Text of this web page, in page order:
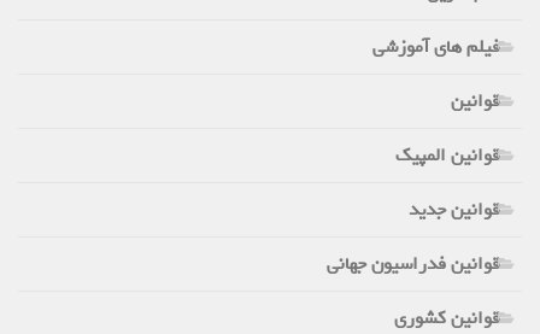
فیلم های آموزشی
قوانین
قوانین المپیک
قوانین جدید
قوانین فدراسیون جهانی
قوانین کشوری